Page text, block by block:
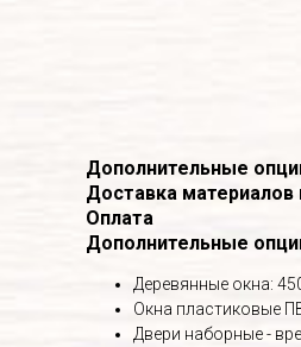
Дополнительные
Доставка материалов
Оплата
Дополнительные
Деревянные окна:
Окна пластиковые
Двери наборные -